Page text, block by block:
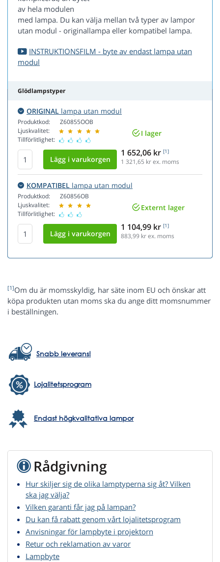
av hela modulen
med lampa. Du kan välja mellan två typer av lampor
utan modul - originallampa eller kompatibel lampa.
INSTRUKTIONSFILM - byte av endast lampa utan
modul
Glödlampstyper
ORIGINAL lampa utan modul
Produktkod:
Ljuskvalitet:
Tillförlitlighet:
Z60855OOB
I lager
1 652,06 kr [1]
1 321,65 kr ex. moms
KOMPATIBEL lampa utan modul
Produktkod:
Ljuskvalitet:
Tillförlitlighet:
Z60856OB
Externt lager
1 104,99 kr [1]
883,99 kr ex. moms
[1]Om du är momsskyldig, har säte inom EU och önskar att
köpa produkten utan moms ska du ange ditt momsnummer
i beställningen.
Snabb leverans!
Lojalitetsprogram
Endast högkvalitativa lampor
Rådgivning
Hur skiljer sig de olika lamptyperna sig åt? Vilken
ska jag välja?
Vilken garanti får jag på lampan?
Du kan få rabatt genom vårt lojalitetsprogram
Anvisningar för lampbyte i projektorn
Retur och reklamation av varor
Lampbyte